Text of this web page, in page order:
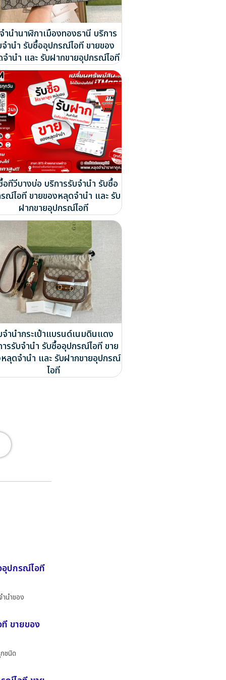
ำนำนาฬิกาเมืองทองธานี บริการ
ำนำ รับซื้ออุปกรณ์ไอที ขายของ
ำนำ และ รับฝากขายอุปกรณ์ไอที
อทีวีบางบ่อ บริการรับจำนำ รับซื้อ
ณ์ไอที ขายของหลุดจำนำ และ รับ
ฝากขายอุปกรณ์ไอที
จำนำกระเป๋าแบรนด์เนมดินแดง
รรับจำนำ รับซื้ออุปกรณ์ไอที ขาย
ลุดจำนำ และ รับฝากขายอุปกรณ์
ไอที
อุปกรณ์ไอที
นำของ
ขายของ
ชนิด